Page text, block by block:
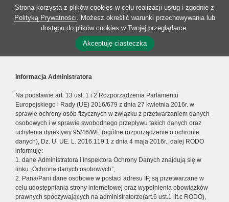
Strona korzysta z plików cookies w celu realizacji usług i zgodnie z
Polityką Prywatności. Możesz określić warunki przechowywania lub
dostępu do plików cookies w Twojej przeglądarce.
Akceptuję ciasteczka
Informacja Administratora
Na podstawie art. 13 ust. 1 i 2 Rozporządzenia Parlamentu
Europejskiego i Rady (UE) 2016/679 z dnia 27 kwietnia 2016r. w
sprawie ochrony osób fizycznych w związku z przetwarzaniem danych
osobowych i w sprawie swobodnego przepływu takich danych oraz
uchylenia dyrektywy 95/46/WE (ogólne rozporządzenie o ochronie
danych), Dz. U. UE. L. 2016.119.1 z dnia 4 maja 2016r., dalej RODO
informuję:
1. dane Administratora i Inspektora Ochrony Danych znajdują się w
linku „Ochrona danych osobowych”,
2. Pana/Pani dane osobowe w postaci adresu IP, są przetwarzane w
celu udostępniania strony internetowej oraz wypełnienia obowiązków
prawnych spoczywających na administratorze(art.6 ust.1 lit.c RODO),